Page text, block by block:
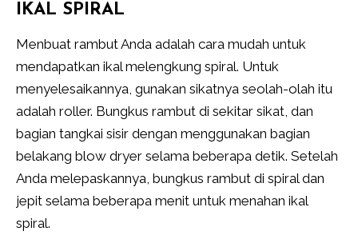
IKAL SPIRAL
Menbuat rambut Anda adalah cara mudah untuk
mendapatkan ikal melengkung spiral. Untuk
menyelesaikannya, gunakan sikatnya seolah-olah itu
adalah roller. Bungkus rambut di sekitar sikat, dan
bagian tangkai sisir dengan menggunakan bagian
belakang blow dryer selama beberapa detik. Setelah
Anda melepaskannya, bungkus rambut di spiral dan
jepit selama beberapa menit untuk menahan ikal
spiral.